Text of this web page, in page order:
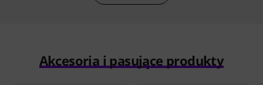
Akcesoria i pasujące produkty